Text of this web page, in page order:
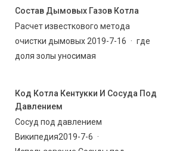
Состав Дымовых Газов Котла
Расчет известкового метода
очистки дымовых 2019-7-16 · где
доля золы уносимая
Код Котла Кентукки И Сосуда Под
Давлением
Сосуд под давлением
Википедия2019-7-6 ·